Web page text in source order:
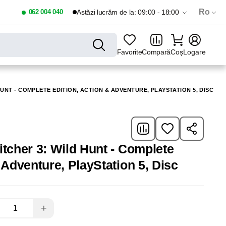
062 004 040 Astăzi lucrăm de la: 09:00 - 18:00 Ro
FavoriteComparăCoșLogare
- COMPLETE EDITION, ACTION & ADVENTURE, PLAYSTATION 5, DISC
3: Wild Hunt - Complete
PlayStation 5, Disc
+